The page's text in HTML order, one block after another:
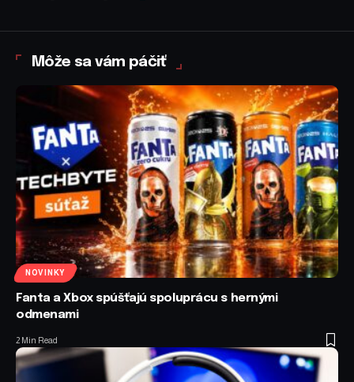
Môže sa vám páčiť
NOVINKY
Fanta a Xbox spúšťajú spoluprácu s hernými
odmenami
2 Min Read